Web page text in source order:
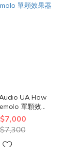
UA Flow
單顆效果
器